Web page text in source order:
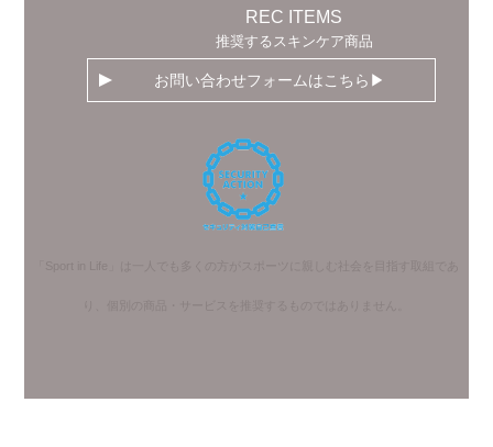
REC ITEMS
推奨するスキンケア商品
お問い合わせフォームはこちら